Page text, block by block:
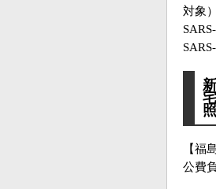
対象）
照
【福
公費